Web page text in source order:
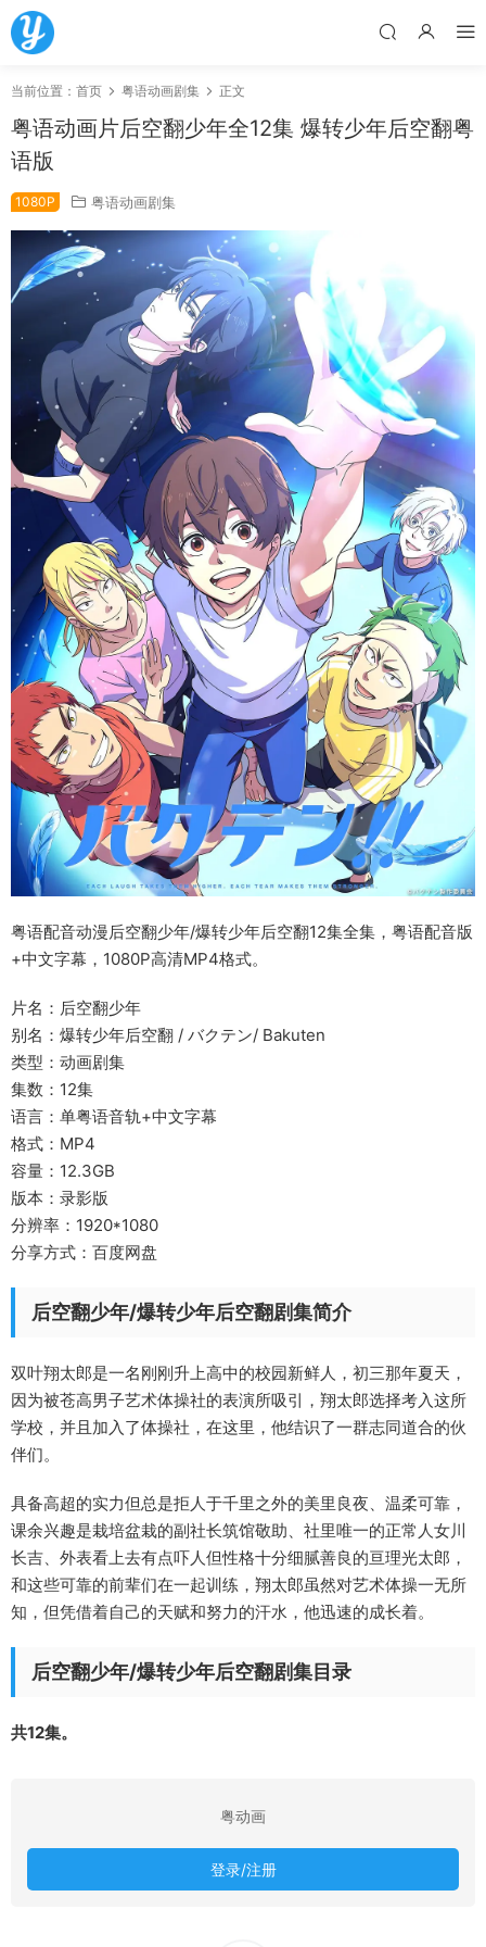
当前位置： 首页 粤语动画剧集 正文
粤语动画片后空翻少年全12集 爆转少年后空翻粤
语版
1080P 粤语动画剧集
粤语配音动漫后空翻少年/爆转少年后空翻12集全集，粤语配音版
+中文字幕，1080P高清MP4格式。
片名：后空翻少年
别名：爆转少年后空翻 / バクテン/ Bakuten
类型：动画剧集
集数：12集
语言：单粤语音轨+中文字幕
格式：MP4
容量：12.3GB
版本：录影版
分辨率：1920*1080
分享方式：百度网盘
后空翻少年/爆转少年后空翻剧集简介
双叶翔太郎是一名刚刚升上高中的校园新鲜人，初三那年夏天，
因为被苍高男子艺术体操社的表演所吸引，翔太郎选择考入这所
学校，并且加入了体操社，在这里，他结识了一群志同道合的伙
伴们。
具备高超的实力但总是拒人于千里之外的美里良夜、温柔可靠，
课余兴趣是栽培盆栽的副社长筑馆敬助、社里唯一的正常人女川
长吉、外表看上去有点吓人但性格十分细腻善良的亘理光太郎，
和这些可靠的前辈们在一起训练，翔太郎虽然对艺术体操一无所
知，但凭借着自己的天赋和努力的汗水，他迅速的成长着。
后空翻少年/爆转少年后空翻剧集目录
共12集。
粤动画
登录/注册